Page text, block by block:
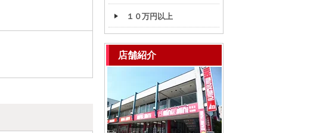
１０万円以上
店舗紹介